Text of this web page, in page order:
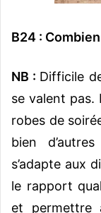
B24 :
NB : Difficile
se valent pas.
robes de
bien
s’adapte aux
le rapport
et permettre